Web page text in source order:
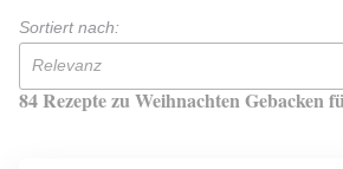
Sortiert nach:
Relevanz
84 Rezepte zu Weihnachten Gebacken